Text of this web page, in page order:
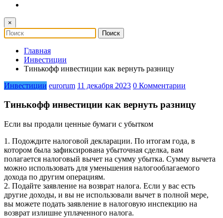
×
Главная
Инвестиции
Тинькофф инвестиции как вернуть разницу
Инвестиции eurorum 11 декабря 2023 0 Комментарии
Тинькофф инвестиции как вернуть разницу
Если вы продали ценные бумаги с убытком
1. Подождите налоговой декларации. По итогам года, в
котором была зафиксирована убыточная сделка, вам
полагается налоговый вычет на сумму убытка. Сумму вычета
можно использовать для уменьшения налогооблагаемого
дохода по другим операциям.
2. Подайте заявление на возврат налога. Если у вас есть
другие доходы, и вы не использовали вычет в полной мере,
вы можете подать заявление в налоговую инспекцию на
возврат излишне уплаченного налога.